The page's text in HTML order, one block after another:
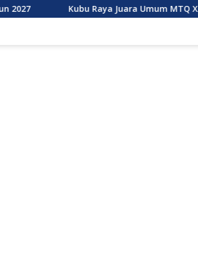
Raya Juara Umum MTQ XXXIV Kalbar,